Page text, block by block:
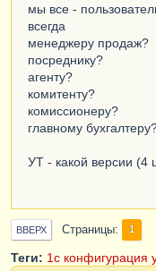
мы все -
всегда
менеджеру продаж?
посреднику?
агенту?
комитенту?
комиссионеру?
главному
УТ - какой версии
ВВЕРХ Страницы 1
Теги: 1с конфигурация